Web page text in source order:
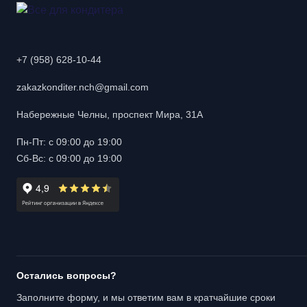
+7 (958) 628-10-44
zakazkonditer.nch@gmail.com
Набережные Челны, проспект Мира, 31А
Пн-Пт: с 09:00 до 19:00
Сб-Вс: с 09:00 до 19:00
Остались вопросы?
Заполните форму, и мы ответим вам в кратчайшие сроки